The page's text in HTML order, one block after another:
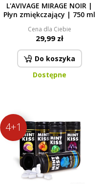
L'AVIVAGE MIRAGE NOIR |
Płyn zmiękczający | 750 ml
Cena dla Ciebie
29,99 zł
Do koszyka
Dostępne
4+1